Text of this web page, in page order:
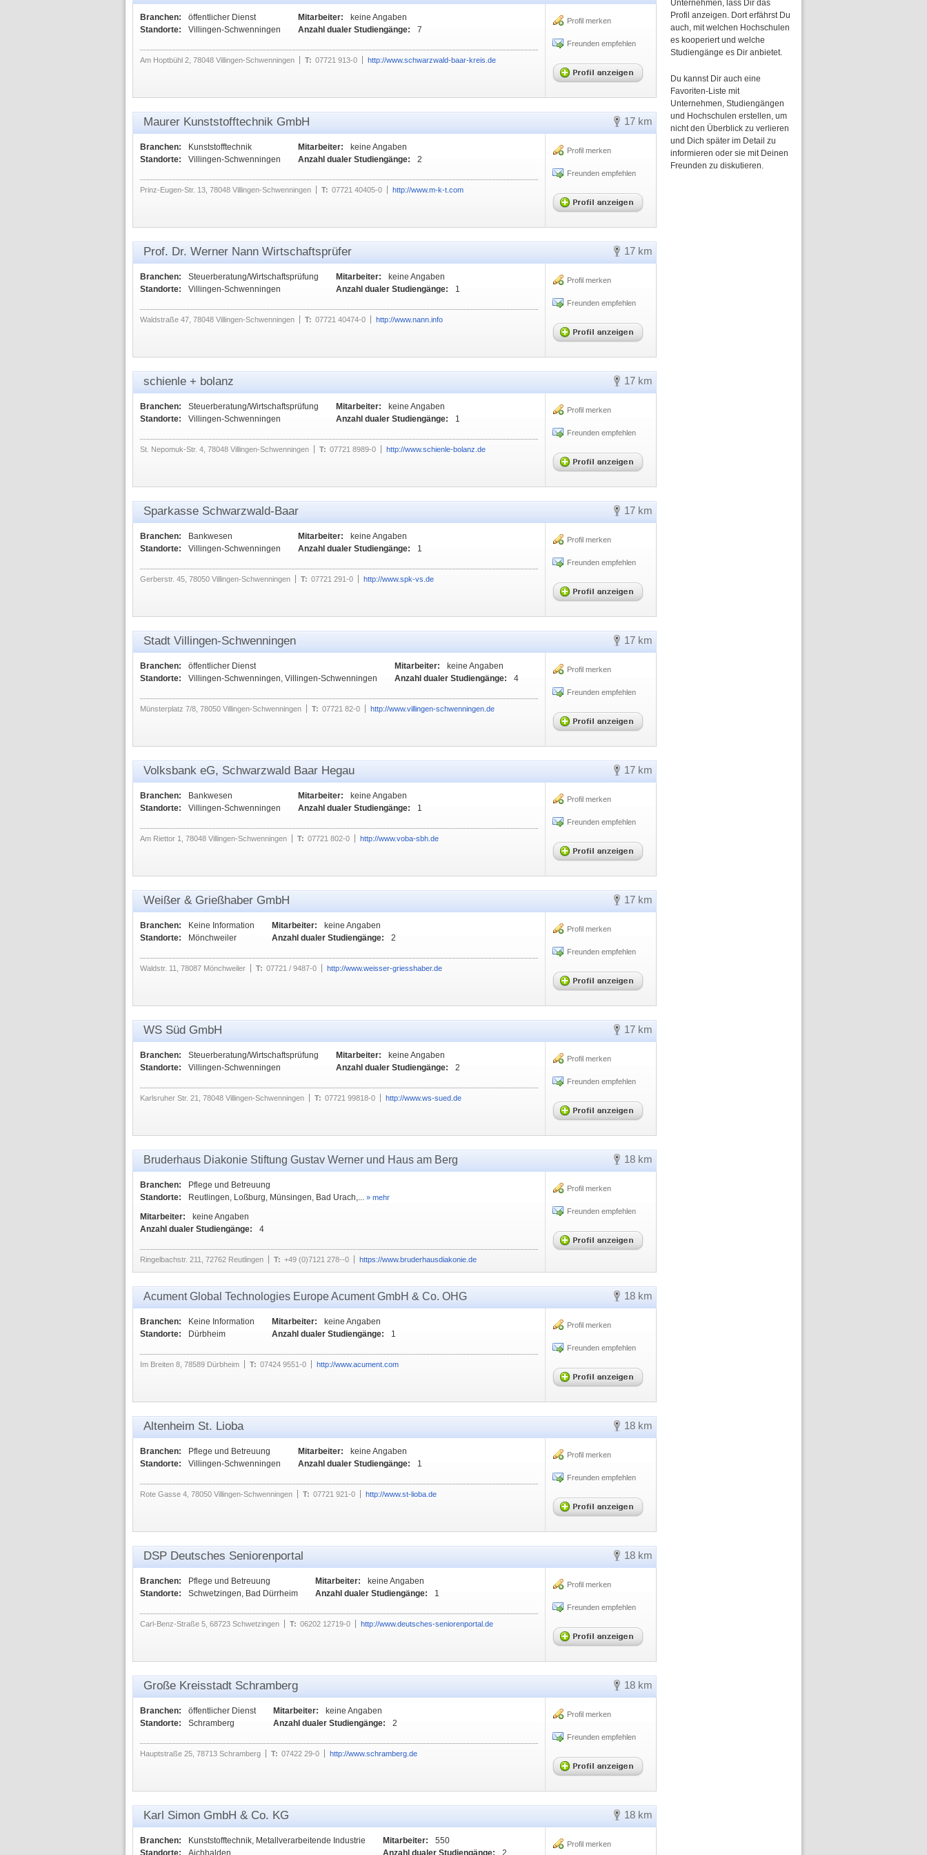
Branchen:
öffentlicher Dienst
Standorte:
Villingen-Schwenningen
Mitarbeiter:
keine Angaben
Anzahl dualer Studiengänge:
7
Am Hoptbühl 2, 78048 Villingen-Schwenningen T: 07721 913-0 http://www.schwarzwald-baar-kreis.de
Profil merken
Freunden empfehlen
17 km
Maurer Kunststofftechnik GmbH
Branchen:
Kunststofftechnik
Standorte:
Villingen-Schwenningen
Mitarbeiter:
keine Angaben
Anzahl dualer Studiengänge:
2
Prinz-Eugen-Str. 13, 78048 Villingen-Schwenningen T: 07721 40405-0 http://www.m-k-t.com
Profil merken
Freunden empfehlen
17 km
Prof. Dr. Werner Nann Wirtschaftsprüfer
Branchen:
Steuerberatung/Wirtschaftsprüfung
Standorte:
Villingen-Schwenningen
Mitarbeiter:
keine Angaben
Anzahl dualer Studiengänge:
1
Waldstraße 47, 78048 Villingen-Schwenningen T: 07721 40474-0 http://www.nann.info
Profil merken
Freunden empfehlen
17 km
schienle + bolanz
Branchen:
Steuerberatung/Wirtschaftsprüfung
Standorte:
Villingen-Schwenningen
Mitarbeiter:
keine Angaben
Anzahl dualer Studiengänge:
1
St. Nepomuk-Str. 4, 78048 Villingen-Schwenningen T: 07721 8989-0 http://www.schienle-bolanz.de
Profil merken
Freunden empfehlen
17 km
Sparkasse Schwarzwald-Baar
Branchen:
Bankwesen
Standorte:
Villingen-Schwenningen
Mitarbeiter:
keine Angaben
Anzahl dualer Studiengänge:
1
Gerberstr. 45, 78050 Villingen-Schwenningen T: 07721 291-0 http://www.spk-vs.de
Profil merken
Freunden empfehlen
17 km
Stadt Villingen-Schwenningen
Branchen:
öffentlicher Dienst
Standorte:
Villingen-Schwenningen, Villingen-Schwenningen
Mitarbeiter:
keine Angaben
Anzahl dualer Studiengänge:
4
Münsterplatz 7/8, 78050 Villingen-Schwenningen T: 07721 82-0 http://www.villingen-schwenningen.de
Profil merken
Freunden empfehlen
17 km
Volksbank eG, Schwarzwald Baar Hegau
Branchen:
Bankwesen
Standorte:
Villingen-Schwenningen
Mitarbeiter:
keine Angaben
Anzahl dualer Studiengänge:
1
Am Riettor 1, 78048 Villingen-Schwenningen T: 07721 802-0 http://www.voba-sbh.de
Profil merken
Freunden empfehlen
17 km
Weißer & Grießhaber GmbH
Branchen:
Keine Information
Standorte:
Mönchweiler
Mitarbeiter:
keine Angaben
Anzahl dualer Studiengänge:
2
Waldstr. 11, 78087 Mönchweiler T: 07721 / 9487-0 http://www.weisser-griesshaber.de
Profil merken
Freunden empfehlen
17 km
WS Süd GmbH
Branchen:
Steuerberatung/Wirtschaftsprüfung
Standorte:
Villingen-Schwenningen
Mitarbeiter:
keine Angaben
Anzahl dualer Studiengänge:
2
Karlsruher Str. 21, 78048 Villingen-Schwenningen T: 07721 99818-0 http://www.ws-sued.de
Profil merken
Freunden empfehlen
18 km
Bruderhaus Diakonie Stiftung Gustav Werner und Haus am Berg
Branchen:
Pflege und Betreuung
Standorte:
Reutlingen, Loßburg, Münsingen, Bad Urach,... » mehr
Mitarbeiter:
keine Angaben
Anzahl dualer Studiengänge:
4
Ringelbachstr. 211, 72762 Reutlingen T: +49 (0)7121 278--0 https://www.bruderhausdiakonie.de
Profil merken
Freunden empfehlen
18 km
Acument Global Technologies Europe Acument GmbH & Co. OHG
Branchen:
Keine Information
Standorte:
Dürbheim
Mitarbeiter:
keine Angaben
Anzahl dualer Studiengänge:
1
Im Breiten 8, 78589 Dürbheim T: 07424 9551-0 http://www.acument.com
Profil merken
Freunden empfehlen
18 km
Altenheim St. Lioba
Branchen:
Pflege und Betreuung
Standorte:
Villingen-Schwenningen
Mitarbeiter:
keine Angaben
Anzahl dualer Studiengänge:
1
Rote Gasse 4, 78050 Villingen-Schwenningen T: 07721 921-0 http://www.st-lioba.de
Profil merken
Freunden empfehlen
18 km
DSP Deutsches Seniorenportal
Branchen:
Pflege und Betreuung
Standorte:
Schwetzingen, Bad Dürrheim
Mitarbeiter:
keine Angaben
Anzahl dualer Studiengänge:
1
Carl-Benz-Straße 5, 68723 Schwetzingen T: 06202 12719-0 http://www.deutsches-seniorenportal.de
Profil merken
Freunden empfehlen
18 km
Große Kreisstadt Schramberg
Branchen:
öffentlicher Dienst
Standorte:
Schramberg
Mitarbeiter:
keine Angaben
Anzahl dualer Studiengänge:
2
Hauptstraße 25, 78713 Schramberg T: 07422 29-0 http://www.schramberg.de
Profil merken
Freunden empfehlen
18 km
Karl Simon GmbH & Co. KG
Branchen:
Kunststofftechnik, Metallverarbeitende Industrie
Standorte:
Aichhalden
Mitarbeiter:
550
Anzahl dualer Studiengänge:
2
Profil merken
Unternehmen, lass Dir das
Profil anzeigen. Dort erfährst Du
auch, mit welchen Hochschulen
es kooperiert und welche
Studiengänge es Dir anbietet.
Du kannst Dir auch eine
Favoriten-Liste mit
Unternehmen, Studiengängen
und Hochschulen erstellen, um
nicht den Überblick zu verlieren
und Dich später im Detail zu
informieren oder sie mit Deinen
Freunden zu diskutieren.